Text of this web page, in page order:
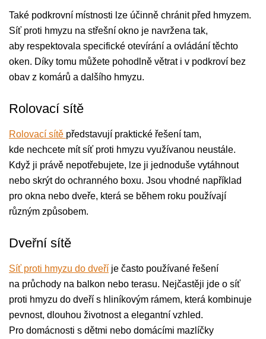
Také podkrovní místnosti lze účinně chránit před hmyzem.
Síť proti hmyzu na střešní okno je navržena tak,
aby respektovala specifické otevírání a ovládání těchto
oken. Díky tomu můžete pohodlně větrat i v podkroví bez
obav z komárů a dalšího hmyzu.
Rolovací sítě
Rolovací sítě představují praktické řešení tam,
kde nechcete mít síť proti hmyzu využívanou neustále.
Když ji právě nepotřebujete, lze ji jednoduše vytáhnout
nebo skrýt do ochranného boxu. Jsou vhodné například
pro okna nebo dveře, která se během roku používají
různým způsobem.
Dveřní sítě
Síť proti hmyzu do dveří je často používané řešení
na průchody na balkon nebo terasu. Nejčastěji jde o síť
proti hmyzu do dveří s hliníkovým rámem, která kombinuje
pevnost, dlouhou životnost a elegantní vzhled.
Pro domácnosti s dětmi nebo domácími mazlíčky